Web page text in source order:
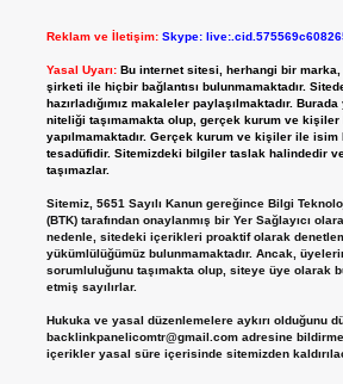
Reklam ve İletişim: Skype:
Yasal Uyarı: Bu internet sitesi, herhangi bir marka,
şirketi ile hiçbir bağlantısı bulunmamaktadır.
hazırladığımız makaleler paylaşılmaktadır.
niteliği taşımamakta olup, gerçek kurum ve kişiler
yapılmamaktadır. Gerçek kurum ve kişiler ile
tesadüfidir. Sitemizdeki bilgiler taslak halindedir
taşımazlar.
Sitemiz, 5651 Sayılı Kanun gereğince Bilgi
(BTK) tarafından onaylanmış bir Yer Sağlayıcı
nedenle, sitedeki içerikleri proaktif olarak
yükümlülüğümüz bulunmamaktadır. Ancak,
sorumluluğunu taşımakta olup, siteye üye olarak
etmiş sayılırlar.
Hukuka ve yasal düzenlemelere aykırı olduğunu
backlinkpanelicomtr@gmail.comadresine
içerikler yasal süre içerisinde sitemizden